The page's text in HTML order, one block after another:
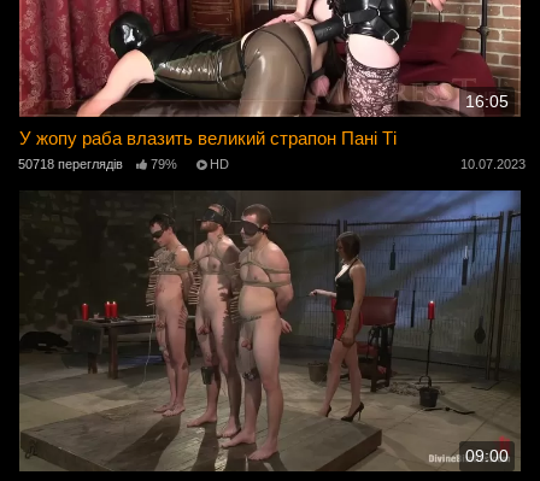
16:05
У жопу раба влазить великий страпон Пані Ті
50718 переглядів 79% HD 10.07.2023
09:00